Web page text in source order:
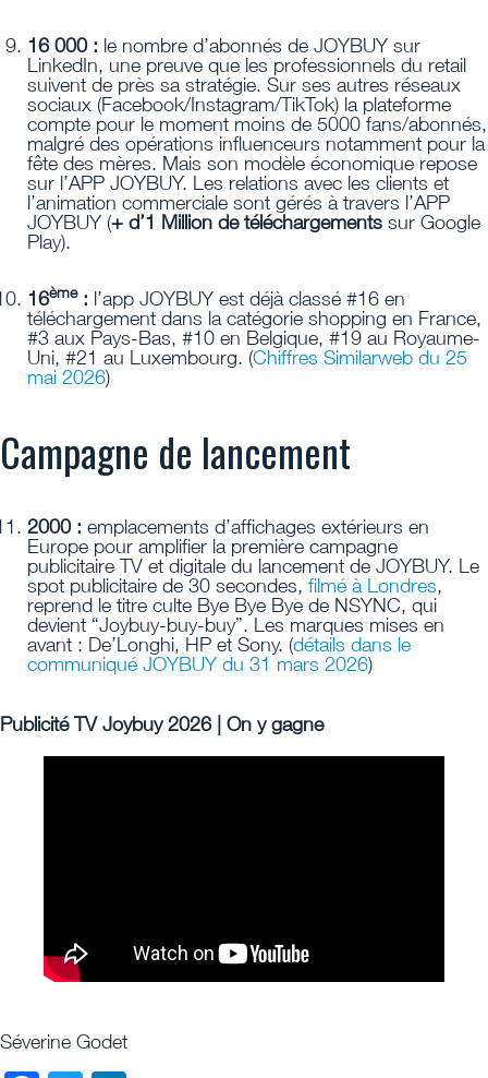
16 000 : le nombre d’abonnés de JOYBUY sur
LinkedIn, une preuve que les professionnels du retail
suivent de près sa stratégie. Sur ses autres réseaux
sociaux (Facebook/Instagram/TikTok) la plateforme
compte pour le moment moins de 5000 fans/abonnés,
malgré des opérations influenceurs notamment pour la
fête des mères. Mais son modèle économique repose
sur l’APP JOYBUY. Les relations avec les clients et
l’animation commerciale sont gérés à travers l’APP
JOYBUY (+ d’1 Million de téléchargements sur Google
Play).
16ème: l’app JOYBUY est déjà classé #16 en
téléchargement dans la catégorie shopping en France,
#3 aux Pays-Bas, #10 en Belgique, #19 au Royaume-
Uni, #21 au Luxembourg. (Chiffres Similarweb du 25
mai 2026)
Campagne de lancement
2000 : emplacements d’affichages extérieurs en
Europe pour amplifier la première campagne
publicitaire TV et digitale du lancement de JOYBUY. Le
spot publicitaire de 30 secondes, filmé à Londres,
reprend le titre culte Bye Bye Bye de NSYNC, qui
devient “Joybuy-buy-buy”. Les marques mises en
avant : De’Longhi, HP et Sony. (détails dans le
communiqué JOYBUY du 31 mars 2026)
Publicité TV Joybuy 2026 | On y gagne
Séverine Godet